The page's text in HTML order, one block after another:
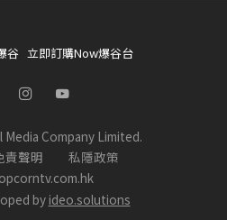
谷 立即訂購Now爆谷台
Company Limited.
責聲明
私隱政策
byideo.solutions